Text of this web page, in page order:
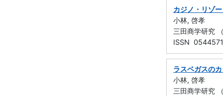
カジノ・リゾ
小林, 啓孝
三田商学研究
ISSN
ラスベガスの
小林, 啓孝
三田商学研究